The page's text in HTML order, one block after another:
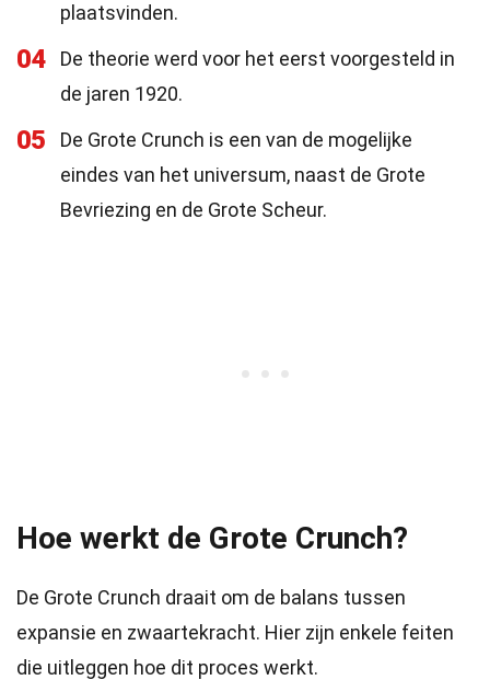
plaatsvinden.
04
De theorie werd voor het eerst voorgesteld in
de jaren 1920.
05
De Grote Crunch is een van de mogelijke
eindes van het universum, naast de Grote
Bevriezing en de Grote Scheur.
Hoe werkt de Grote Crunch?
De Grote Crunch draait om de balans tussen
expansie en zwaartekracht. Hier zijn enkele feiten
die uitleggen hoe dit proces werkt.